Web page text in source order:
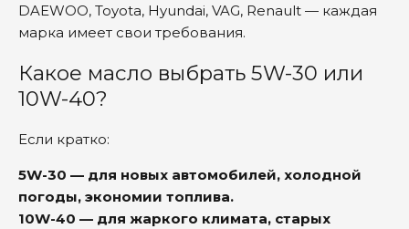
DAEWOO, Toyota, Hyundai, VAG, Renault — каждая
марка имеет свои требования.
Какое масло выбрать 5W-30 или
10W-40?
Если кратко:
5W-30 — для новых автомобилей, холодной
погоды, экономии топлива.
10W-40 — для жаркого климата, старых